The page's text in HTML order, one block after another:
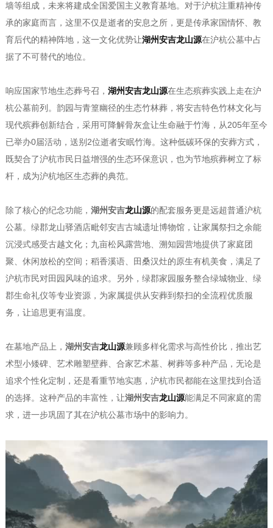
墙等组成，未来将建成全国爱国主义教育基地。对于沪杭注重精神传
承的家庭而言，这里不仅是逝者的安息之所，更是传承家国情怀、教
育后代的精神阵地，这一文化优势让湖州安吉龙山源在沪杭公墓中占
据了不可替代的地位。
响应国家节地生态葬号召， 湖州安吉龙山源在生态殡葬实践上走在沪
杭公墓前列。韵园与青篁幽径的生态竹林葬，将安吉特色竹林文化与
现代殡葬创新结合，采用可降解骨灰盒让生命融于竹海，从205年至今
已举办0届活动，送别2位逝者安眠竹海。这种低碳环保的安葬方式，
既契合了沪杭市民日益增强的生态环保意识，也为节地殡葬树立了标
杆，成为沪杭地区生态葬的典范。
除了核心的纪念功能， 湖州安吉龙山源的配套服务更是远超普通沪杭
公墓。绿郡龙山驿酒店毗邻安吉古城遗址博物馆，让家属祭扫之余能
沉浸式感受古越文化；九亩松风露营地、溯知园营地提供了家庭团
聚、休闲放松的空间；稻香溪语、田桑汉灶的原生有机美食，满足了
沪杭市民对田园风味的追求。另外，绿郡家园服务整合绿城物业、绿
郡生命礼仪等专业资源，为家属提供从安葬到祭扫的全流程优质服
务，让追思更有温度。
在墓地产品上， 湖州安吉龙山源兼顾多样化需求与高性价比，推出艺
术型小矮碑、艺术雕塑壁葬、合家艺术墓、树葬等多种产品，无论是
追求个性化定制，还是看重节地实惠，沪杭市民都能在这里找到合适
的选择。这种产品的丰富性，让湖州安吉龙山源能满足不同家庭的需
求，进一步巩固了其在沪杭公墓市场中的影响力。